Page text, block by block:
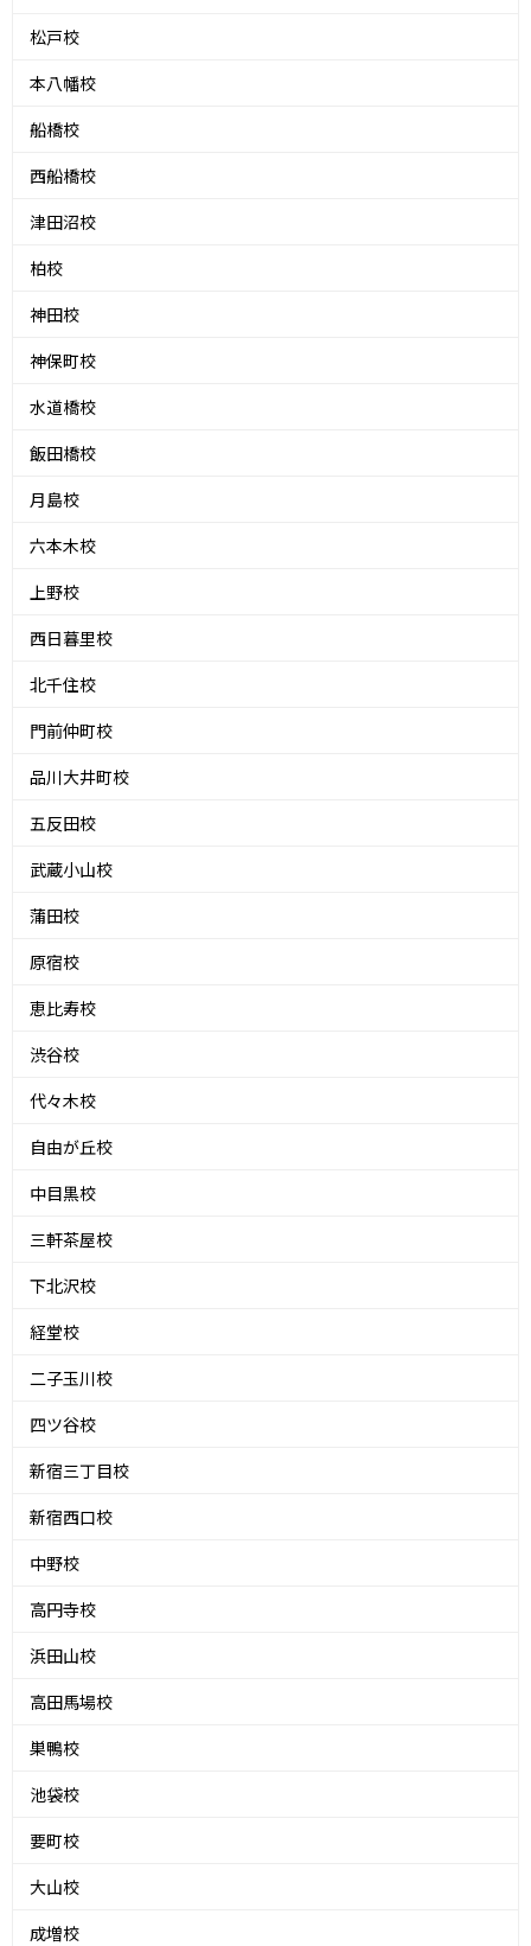
松戸校
本八幡校
船橋校
西船橋校
津田沼校
柏校
神田校
神保町校
水道橋校
飯田橋校
月島校
六本木校
上野校
西日暮里校
北千住校
門前仲町校
品川大井町校
五反田校
武蔵小山校
蒲田校
原宿校
恵比寿校
渋谷校
代々木校
自由が丘校
中目黒校
三軒茶屋校
下北沢校
経堂校
二子玉川校
四ツ谷校
新宿三丁目校
新宿西口校
中野校
高円寺校
浜田山校
高田馬場校
巣鴨校
池袋校
要町校
大山校
成増校